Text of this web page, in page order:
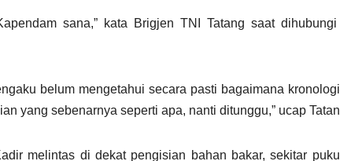
sana,” kata Brigjen TNI Tatang saat
belum mengetahui secara pasti bagaimana
yang sebenarnya seperti apa, nanti ditunggu,” ucap
melintas di dekat pengisian bahan bakar, sekitar